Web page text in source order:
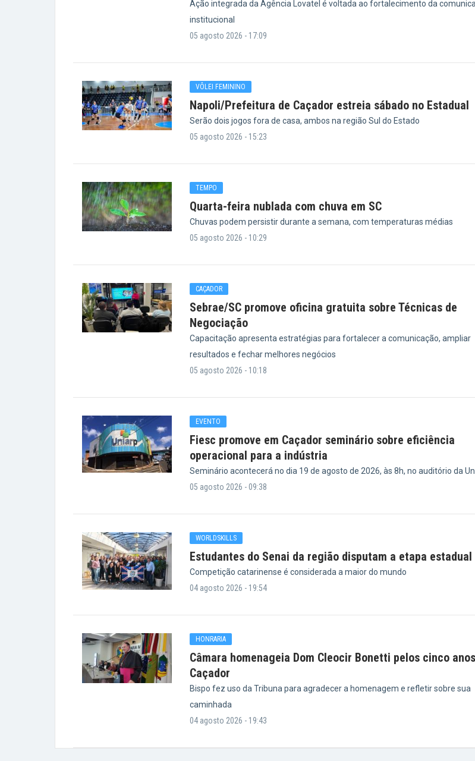
Ação integrada da Agência Lovatel é voltada ao fortalecimento da
institucional
05 agosto 2026 - 17:09
VÔLEI FEMININO
Napoli/Prefeitura de Caçador estreia sábado no Estadual
Serão dois jogos fora de casa, ambos na região Sul do Estado
05 agosto 2026 - 15:23
TEMPO
Quarta-feira nublada com chuva em SC
Chuvas podem persistir durante a semana, com temperaturas médias
05 agosto 2026 - 10:29
CAÇADOR
Sebrae/SC promove oficina gratuita sobre Técnicas de
Negociação
Capacitação apresenta estratégias para fortalecer a comunicação, ampliar
resultados e fechar melhores negócios
05 agosto 2026 - 10:18
EVENTO
Fiesc promove em Caçador seminário sobre eficiência
operacional para a indústria
Seminário acontecerá no dia 19 de agosto de 2026, às 8h, no auditório da
05 agosto 2026 - 09:38
WORLDSKILLS
Estudantes do Senai da região disputam a etapa estadual
Competição catarinense é considerada a maior do mundo
04 agosto 2026 - 19:54
HONRARIA
Câmara homenageia Dom Cleocir Bonetti pelos cinco
Caçador
Bispo fez uso da Tribuna para agradecer a homenagem e refletir sobre sua
caminhada
04 agosto 2026 - 19:43